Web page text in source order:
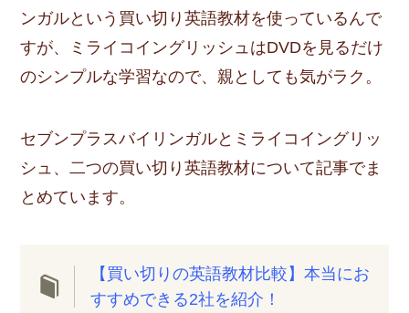
ンガルという買い切り英語教材を使っているんで
すが、ミライコイングリッシュはDVDを見るだけ
のシンプルな学習なので、親としても気がラク。
セブンプラスバイリンガルとミライコイングリッ
シュ、二つの買い切り英語教材について記事でま
とめています。
【買い切りの英語教材比較】本当にお
すすめできる2社を紹介！